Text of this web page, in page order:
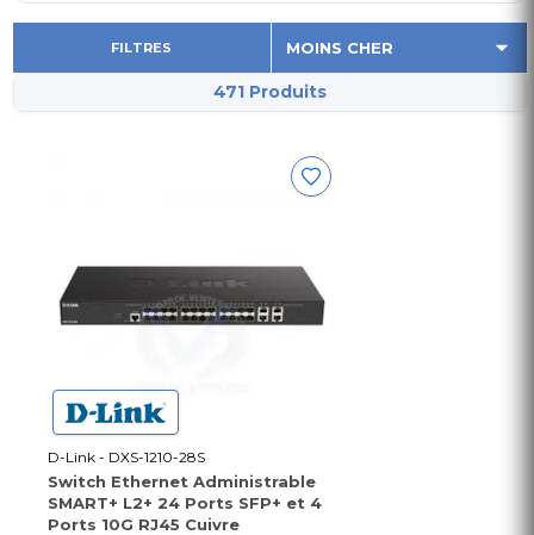
FILTRES
471 Produits
D-Link - DXS-1210-28S
Switch Ethernet Administrable
SMART+ L2+ 24 Ports SFP+ et 4
Ports 10G RJ45 Cuivre